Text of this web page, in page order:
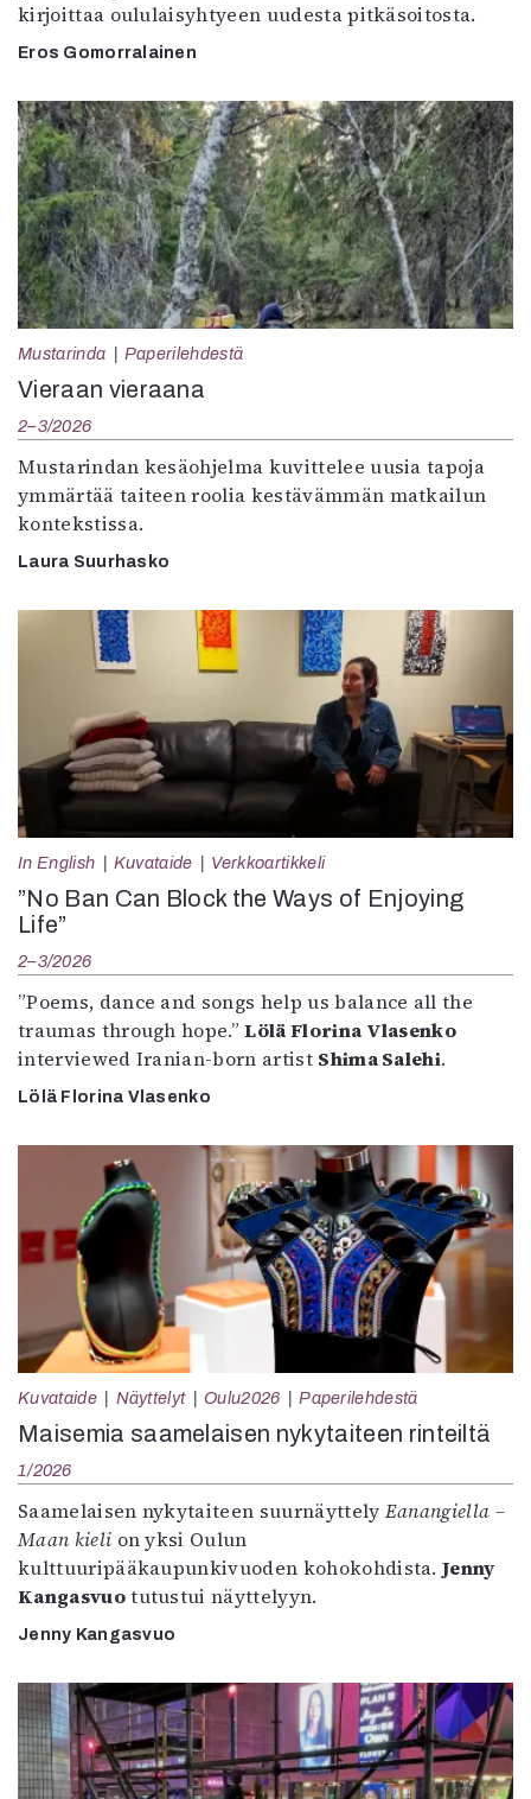
kirjoittaa oululaisyhtyeen uudesta pitkäsoitosta.
Eros Gomorralainen
Mustarinda Paperilehdestä
Vieraan vieraana
2–3/2026
Mustarindan kesäohjelma kuvittelee uusia tapoja
ymmärtää taiteen roolia kestävämmän matkailun
kontekstissa.
Laura Suurhasko
In English Kuvataide Verkkoartikkeli
”No Ban Can Block the Ways of Enjoying
Life”
2–3/2026
”Poems, dance and songs help us balance all the
traumas through hope.”Lölä Florina Vlasenko
interviewed Iranian-born artist Shima Salehi.
Lölä Florina Vlasenko
Kuvataide Näyttelyt Oulu2026 Paperilehdestä
Maisemia saamelaisen nykytaiteen rinteiltä
1/2026
Saamelaisen nykytaiteen suurnäyttely Eanangiella –
Maan kieli on yksi Oulun
kulttuuripääkaupunkivuoden kohokohdista.Jenny
Kangasvuotutustui näyttelyyn.
Jenny Kangasvuo